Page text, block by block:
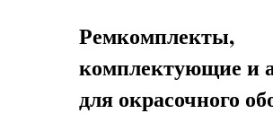
Ремкомплекты,
комплектующие и
для окрасочного